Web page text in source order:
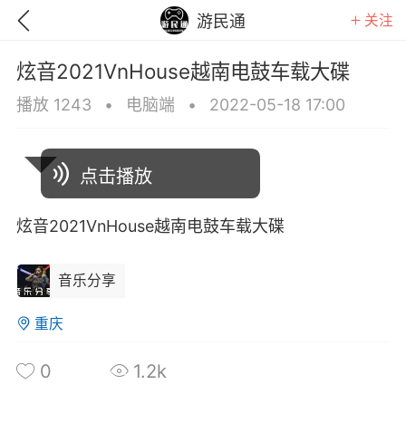
游民通 关注
炫音2021VnHouse越南电鼓车载大碟
播放 1243 • 电脑端 • 2022-05-18 17:00
点击播放
炫音2021VnHouse越南电鼓车载大碟
音乐分享
重庆
0 1.2k